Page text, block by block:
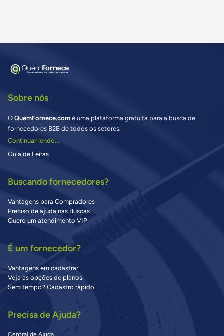
Sobre nós
O QuemFornece.com é uma plataforma gratuita para a busca de
fornecedores B2B de todos os setores.
Continuar lendo...
Guia de Feiras
Buscando fornecedores?
Vantagens para Compradores
Preciso de ajuda nas Buscas
Quero um atendimento VIP
É um fornecedor?
Vantagens em cadastrar
Veja as opções de planos
Sem tempo? Cadastro rápido
Precisa de Ajuda?
Central de Ajuda